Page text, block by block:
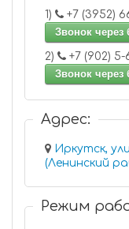
1)
+7
Звонок через
2)
+7
Звонок через
Адрес:
Иркутск,
Режим